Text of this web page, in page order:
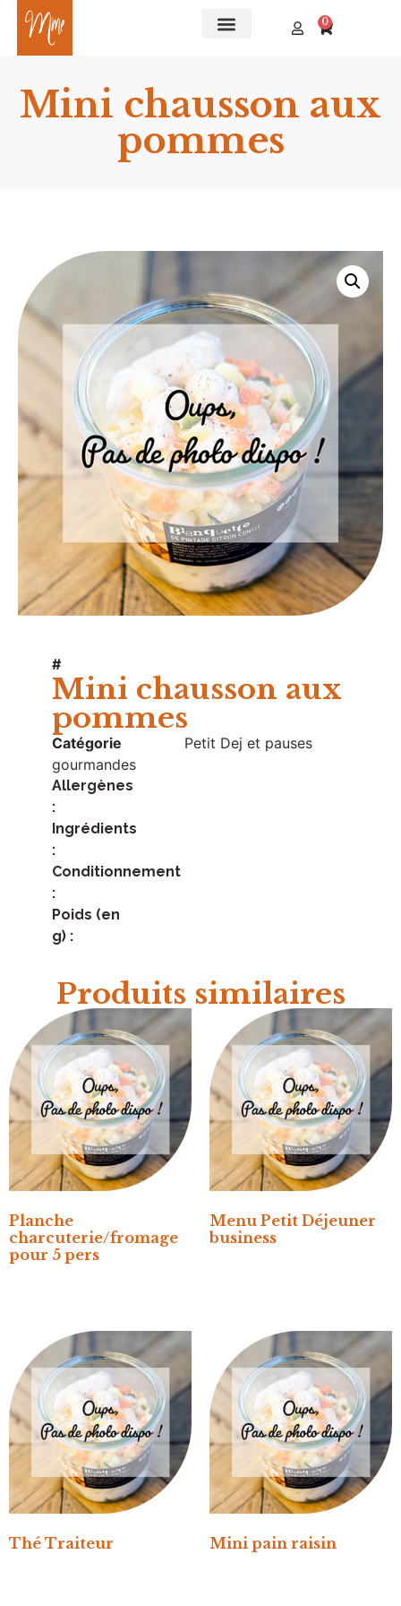
0
Mini chausson aux
pommes
#
Mini chausson aux
pommes
Catégorie
Petit Dej et pauses
gourmandes
Allergènes
:
Ingrédients
:
Conditionnement
:
Poids (en
g) :
Produits similaires
Planche
charcuterie/fromage
pour 5 pers
Menu Petit Déjeuner
business
Thé Traiteur Mini pain raisin